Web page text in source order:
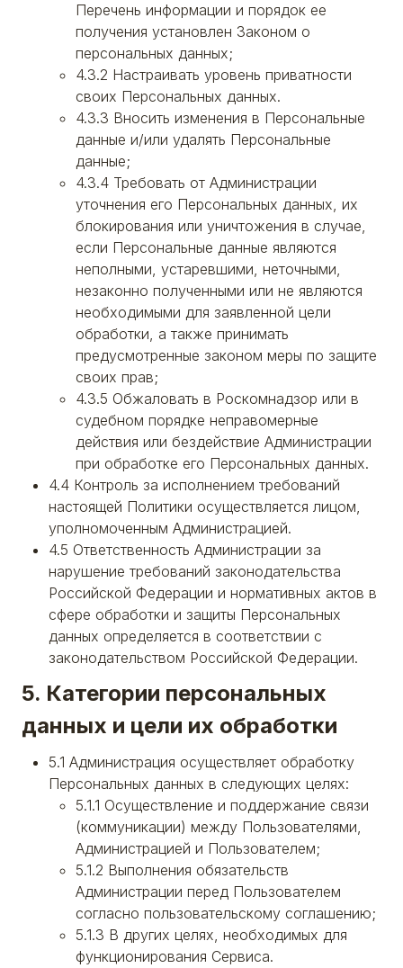
Перечень информации и порядок ее
получения установлен Законом о
персональных данных;
4.3.2 Настраивать уровень приватности
своих Персональных данных.
4.3.3 Вносить изменения в Персональные
данные и/или удалять Персональные
данные;
4.3.4 Требовать от Администрации
уточнения его Персональных данных, их
блокирования или уничтожения в случае,
если Персональные данные являются
неполными, устаревшими, неточными,
незаконно полученными или не являются
необходимыми для заявленной цели
обработки, а также принимать
предусмотренные законом меры по защите
своих прав;
4.3.5 Обжаловать в Роскомнадзор или в
судебном порядке неправомерные
действия или бездействие Администрации
при обработке его Персональных данных.
4.4 Контроль за исполнением требований
настоящей Политики осуществляется лицом,
уполномоченным Администрацией.
4.5 Ответственность Администрации за
нарушение требований законодательства
Российской Федерации и нормативных актов в
сфере обработки и защиты Персональных
данных определяется в соответствии с
законодательством Российской Федерации.
5. Категории персональных
данных и цели их обработки
5.1 Администрация осуществляет обработку
Персональных данных в следующих целях:
5.1.1 Осуществление и поддержание связи
(коммуникации) между Пользователями,
Администрацией и Пользователем;
5.1.2 Выполнения обязательств
Администрации перед Пользователем
согласно пользовательскому соглашению;
5.1.3 В других целях, необходимых для
функционирования Сервиса.